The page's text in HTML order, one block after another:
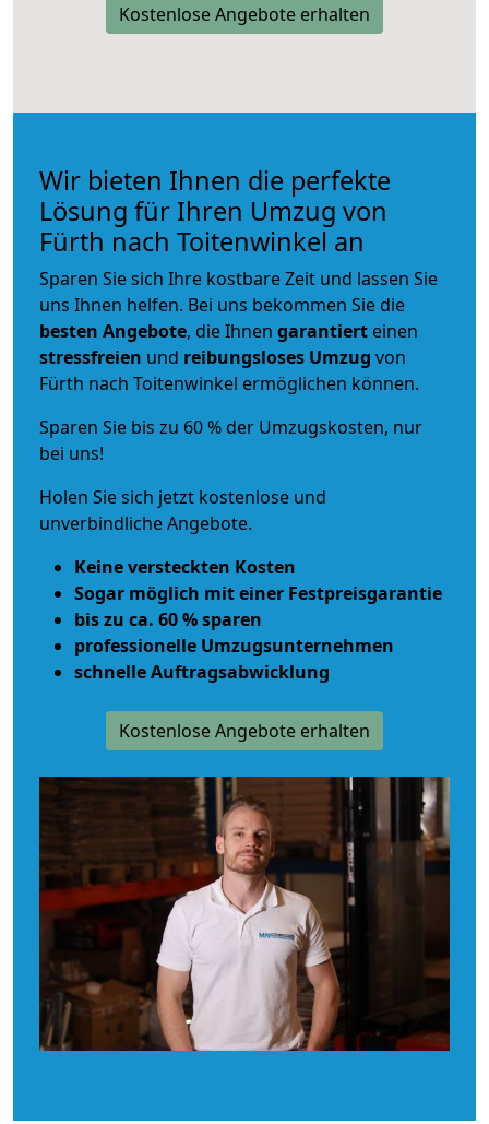
Kostenlose Angebote erhalten
Wir bieten Ihnen die perfekte
Lösung für Ihren Umzug von
Fürth nach Toitenwinkel an
Sparen Sie sich Ihre kostbare Zeit und lassen Sie
uns Ihnen helfen. Bei uns bekommen Sie die
besten Angebote, die Ihnen garantiert einen
stressfreien und reibungsloses Umzug von
Fürth nach Toitenwinkel ermöglichen können.
Sparen Sie bis zu 60 % der Umzugskosten, nur
bei uns!
Holen Sie sich jetzt kostenlose und
unverbindliche Angebote.
Keine versteckten Kosten
Sogar möglich mit einer Festpreisgarantie
bis zu ca. 60 % sparen
professionelle Umzugsunternehmen
schnelle Auftragsabwicklung
Kostenlose Angebote erhalten